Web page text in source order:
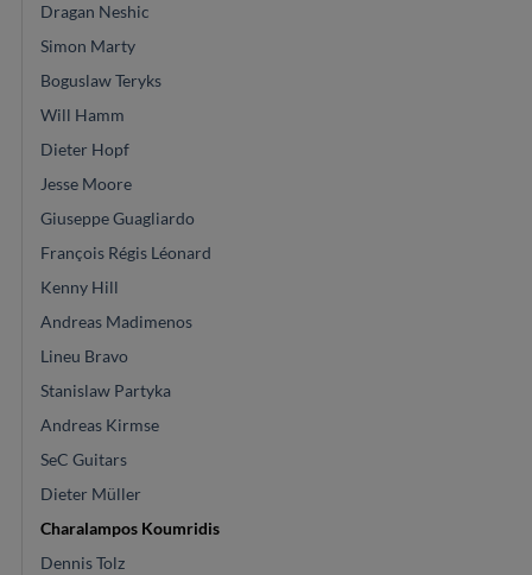
Dragan Neshic
Simon Marty
Boguslaw Teryks
Will Hamm
Dieter Hopf
Jesse Moore
Giuseppe Guagliardo
François Régis Léonard
Kenny Hill
Andreas Madimenos
Lineu Bravo
Stanislaw Partyka
Andreas Kirmse
SeC Guitars
Dieter Müller
Charalampos Koumridis
Dennis Tolz